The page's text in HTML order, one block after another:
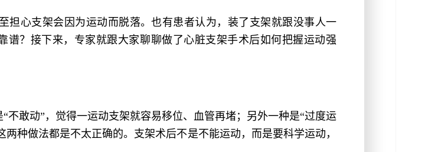
担心支架会因为运动而脱落。也有患者认为，装了支架就跟没事人一
？接下来，专家就跟大家聊聊做了心脏支架手术后如何把握运动强
不敢动”，觉得一运动支架就容易移位、血管再堵；另外一种是“过度运
种做法都是不太正确的。支架术后不是不能运动，而是要科学运动，